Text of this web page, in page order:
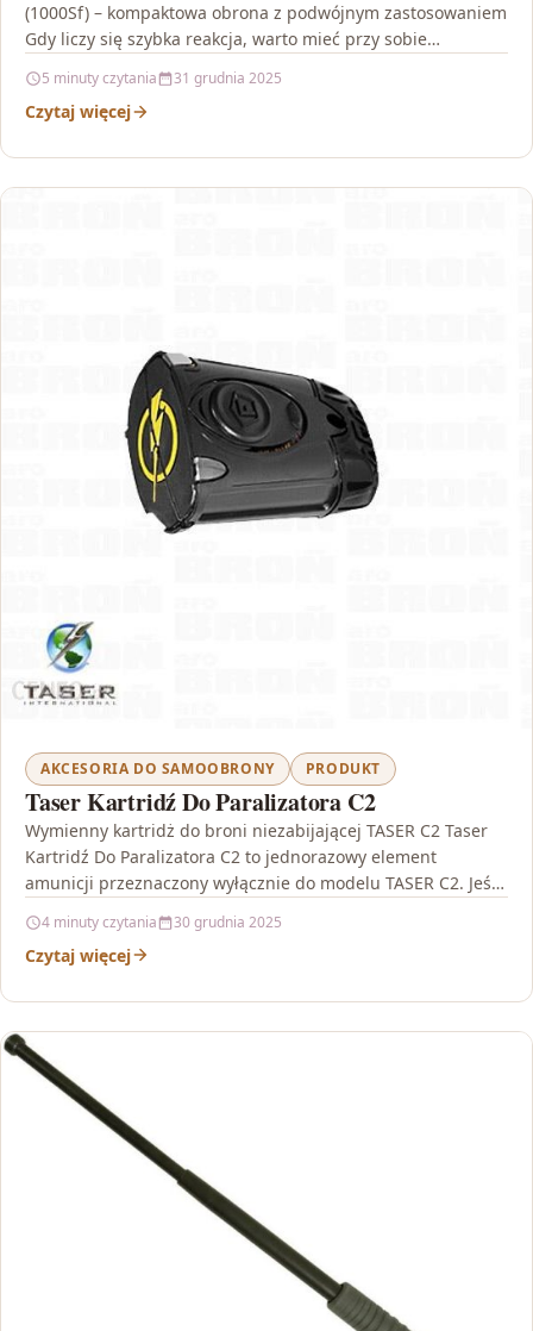
(1000Sf) – kompaktowa obrona z podwójnym zastosowaniem
Gdy liczy się szybka reakcja, warto mieć przy sobie
5 minuty czytania 31 grudnia 2025
Czytaj więcej
AKCESORIA DO SAMOOBRONY PRODUKT
Taser Kartridź Do Paralizatora C2
Wymienny kartridż do broni niezabijającej TASER C2 Taser
Kartridź Do Paralizatora C2 to jednorazowy element
amunicji przeznaczony wyłącznie do modelu TASER C2. Jeśli
4 minuty czytania 30 grudnia 2025
Czytaj więcej